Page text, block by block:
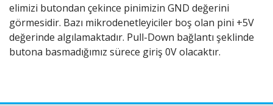
elimizi butondan çekince pinimizin GND değerini
görmesidir. Bazı mikrodenetleyiciler boş olan pini +5V
değerinde algılamaktadır. Pull-Down bağlantı şeklinde
butona basmadığımız sürece giriş 0V olacaktır.